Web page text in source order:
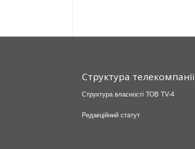
Структура телекомпанії
Структура власності ТОВ TV-4
Редакційний статут